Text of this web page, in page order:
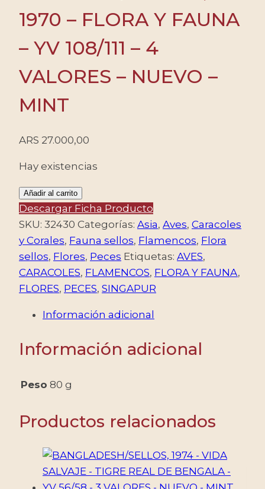
1970 – FLORA Y FAUNA
– YV 108/111 – 4
VALORES – NUEVO –
MINT
ARS 27.000,00
Hay existencias
SINGAPUR/SELLOS,
1970
-
FLORA
Y
FAUNA
-
108/111
-
-
cantidad
Añadir al carrito
Descargar Ficha Producto
SKU: 32430 Categorías: Asia, Aves, Caracoles
y Corales, Fauna sellos, Flamencos, Flora
sellos, Flores, Peces Etiquetas: AVES,
CARACOLES, FLAMENCOS, FLORA Y FAUNA,
FLORES, PECES, SINGAPUR
Información adicional
Información adicional
Peso 80 g
Productos relacionados